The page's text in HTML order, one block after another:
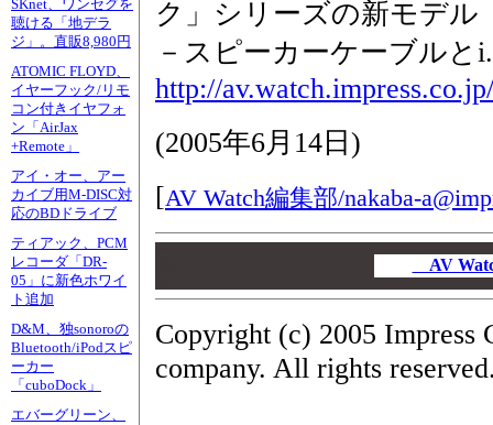
SKnet、ワンセグを
聴ける「地デラ
ジ」。直販8,980円
ATOMIC FLOYD、
イヤーフック/リモ
コン付きイヤフォ
ン「AirJax
+Remote」
アイ・オー、アー
カイブ用M-DISC対
応のBDドライブ
ティアック、PCM
レコーダ「DR-
05」に新色ホワイ
ト追加
D&M、独sonoroの
Bluetooth/iPodスピ
ーカー
「cuboDock」
エバーグリーン、
ク」シリーズの新モデル
－スピーカーケーブル
http://
(2005年6月14日)
[AV Watch編集部/nakaba-
AV
Copyright (c) 2005 Impress
company. All rights